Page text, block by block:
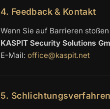
4. Feedback & Kontakt
Wenn Sie auf Barrieren
KASPIT Security Solutions
E-Mail: office@kaspit.net
5. Schlichtungsverfahren